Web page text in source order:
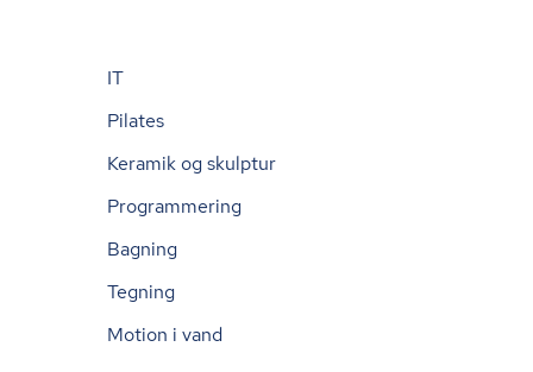
IT
Pilates
Keramik og skulptur
Programmering
Bagning
Tegning
Motion i vand